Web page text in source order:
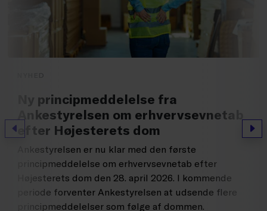
Forrige
Ny principmeddelelse fra
Ankestyrelsen om erhvervsevnetab
efter Højesterets dom
Ankestyrelsen er nu klar med den første
principmeddelelse om erhvervsevnetab efter
Højesterets dom den 28. april 2026. I kommende
periode forventer Ankestyrelsen at udsende flere
principmeddelelser som følge af dommen.